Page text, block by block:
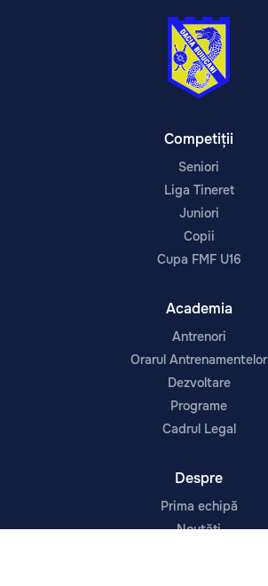
Competiții
Seniori
Liga Tineret
Juniori
Copii
Cupa FMF U16
Academia
Antrenori
Orarul Antrenamentelor
Dezvoltare
Programe
Cadrul Legal
Despre
Prima echipă
Noutăți